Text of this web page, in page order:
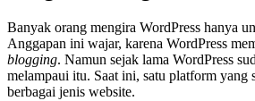
Banyak orang mengira WordPress hanya
Anggapan ini wajar, karena WordPress
blogging. Namun sejak lama WordPress
melampaui itu. Saat ini, satu platform yang
berbagai jenis website.